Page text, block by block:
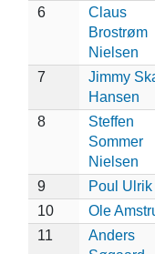
6
Claus
Brostrøm
Nielsen
7
Jimmy
Hansen
8
Steffen
Sommer
Nielsen
9 Poul Ulrik
10
Ole
11
Anders